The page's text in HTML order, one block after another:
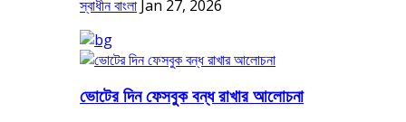
স্বাধীন বাংলা Jan 27, 2026
ভোটের দিন ফেসবুক বন্ধ রাখার আলোচনা